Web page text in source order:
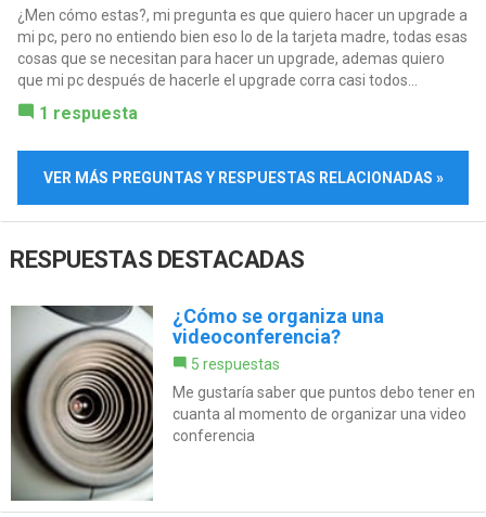
¿Men cómo estas?, mi pregunta es que quiero hacer un upgrade a
mi pc, pero no entiendo bien eso lo de la tarjeta madre, todas esas
cosas que se necesitan para hacer un upgrade, ademas quiero
que mi pc después de hacerle el upgrade corra casi todos...
1 respuesta
VER MÁS PREGUNTAS Y RESPUESTAS RELACIONADAS »
RESPUESTAS DESTACADAS
¿Cómo se organiza una
videoconferencia?
5 respuestas
Me gustaría saber que puntos debo tener en
cuanta al momento de organizar una video
conferencia